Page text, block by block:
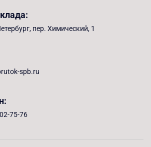
пер. Химический, 1
spb.ru
75-76